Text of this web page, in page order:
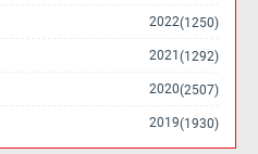
2022 (1250)
2021 (1292)
2020 (2507)
2019 (1930)